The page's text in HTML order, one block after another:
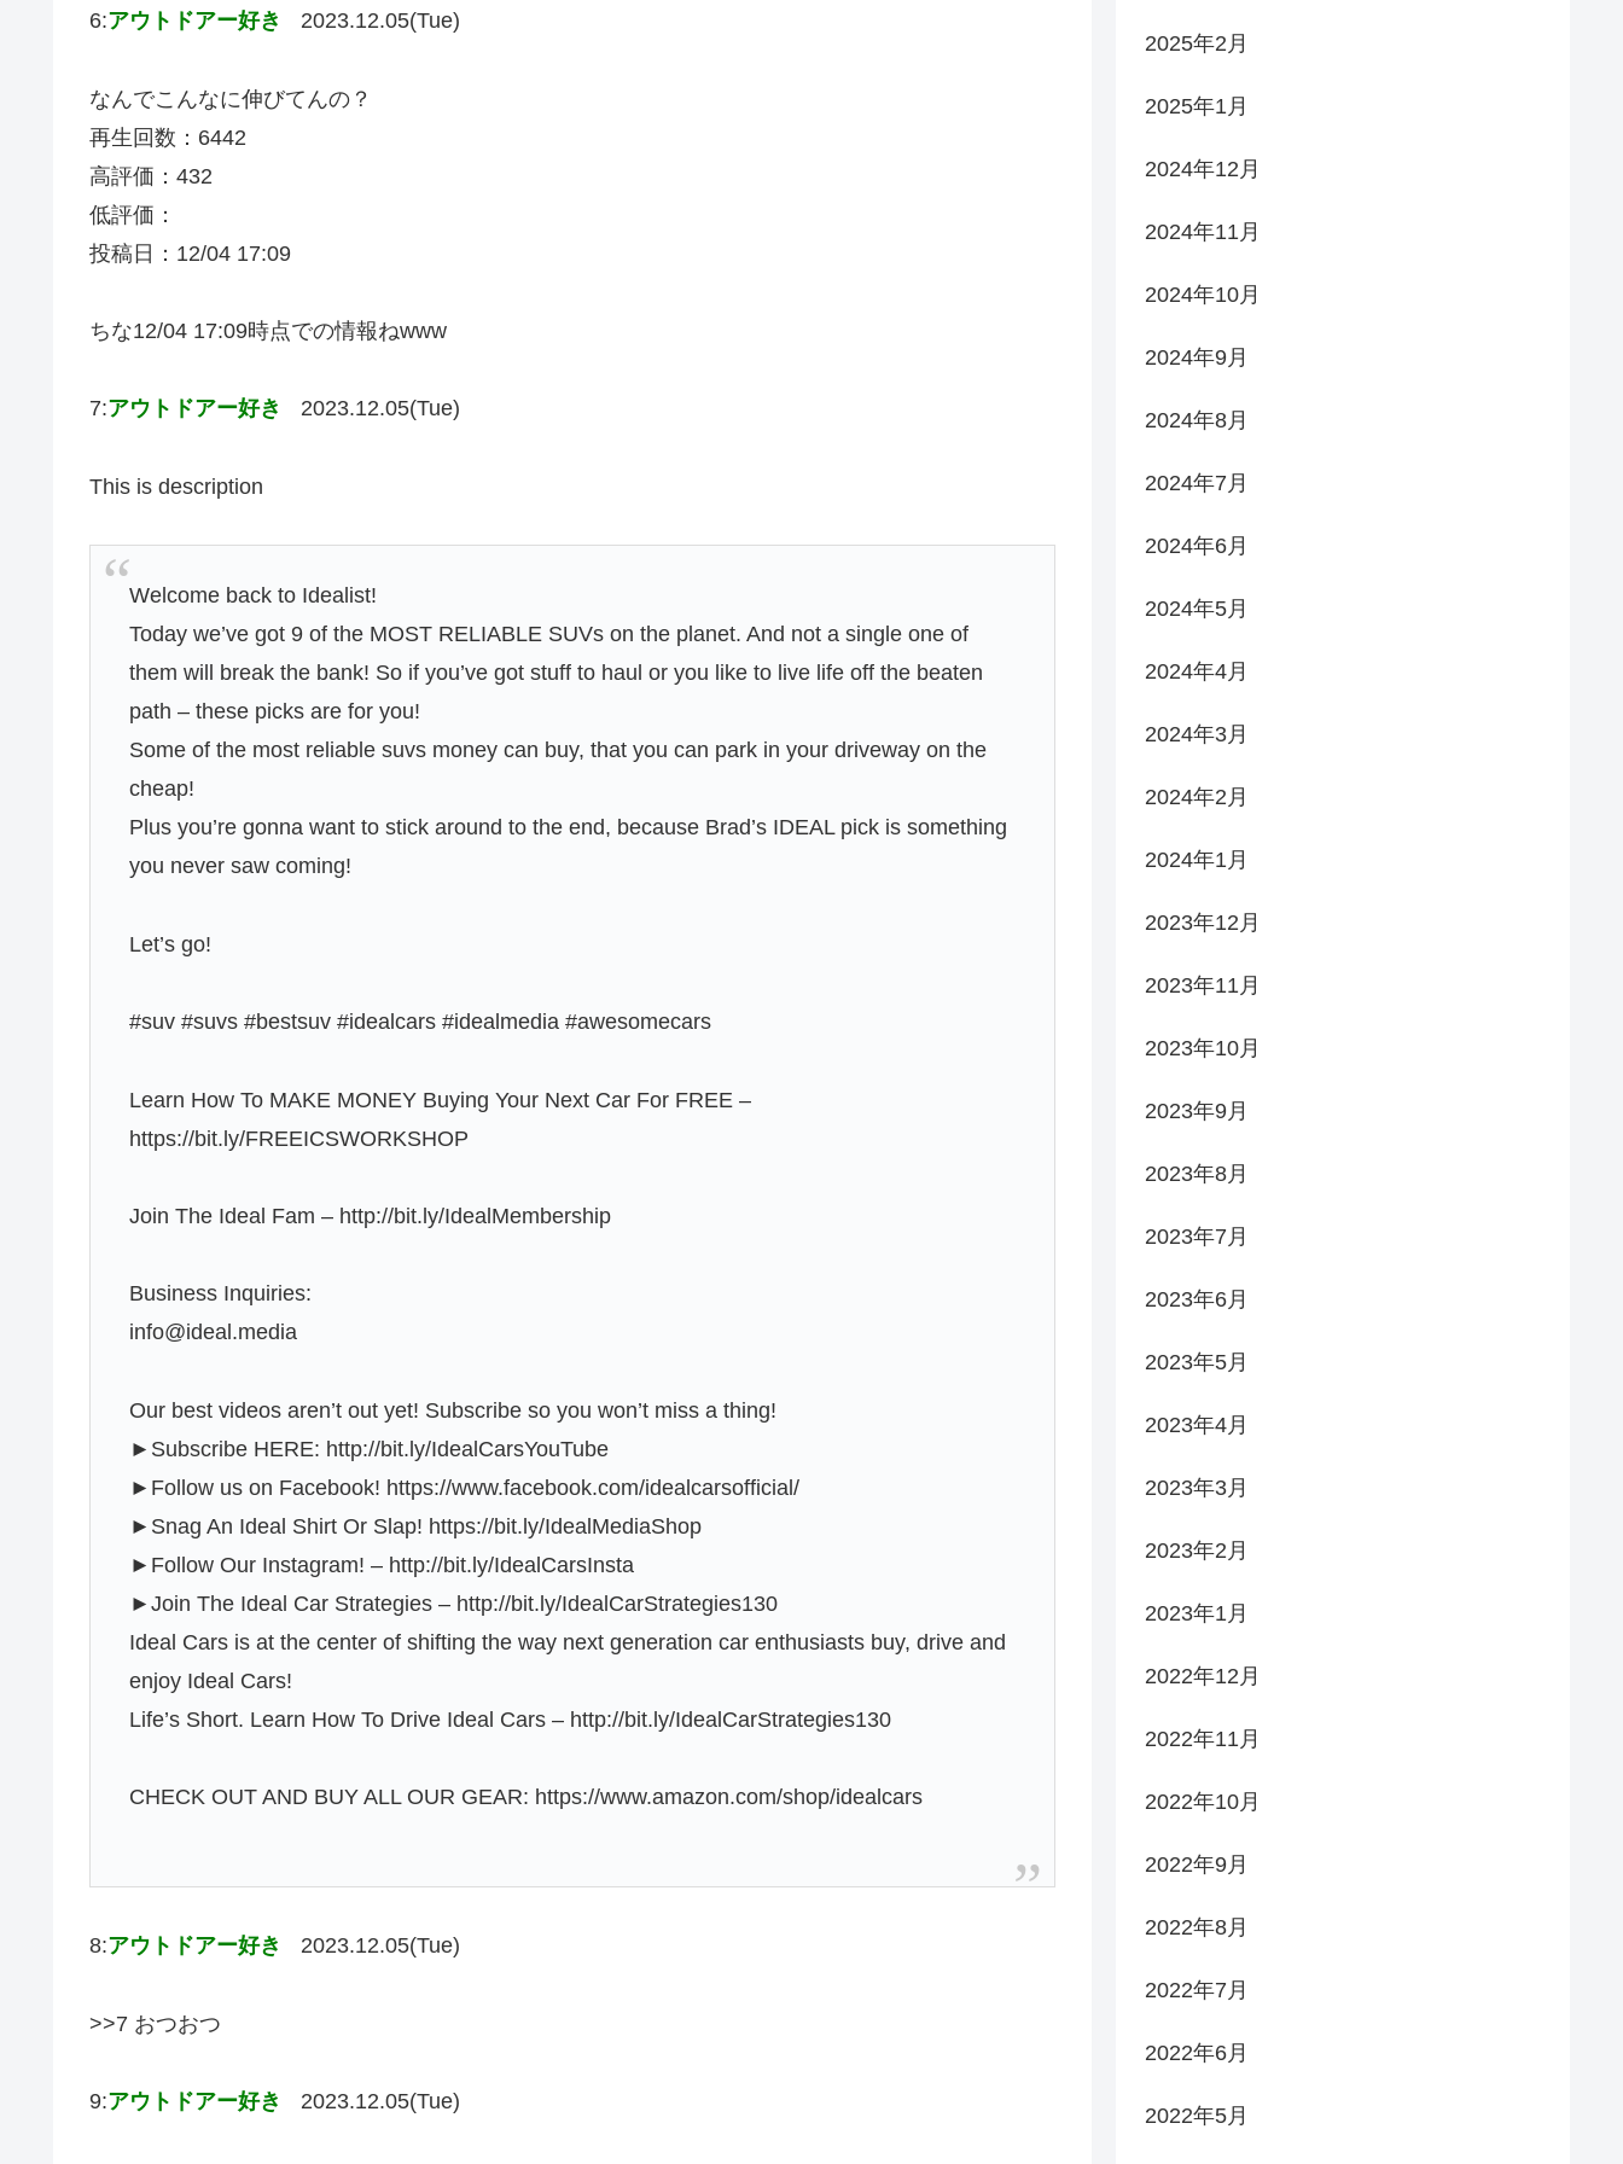
6:アウトドアー好き 2023.12.05(Tue)
なんでこんなに伸びてんの？
再生回数：6442
高評価：432
低評価：
投稿日：12/04 17:09
ちな12/04 17:09時点での情報ねwww
7:アウトドアー好き 2023.12.05(Tue)
This is description
Welcome back to Idealist!
Today we’ve got 9 of the MOST RELIABLE SUVs on the planet. And not a single one of
them will break the bank! So if you’ve got stuff to haul or you like to live life off the beaten
path – these picks are for you!
Some of the most reliable suvs money can buy, that you can park in your driveway on the
cheap!
Plus you’re gonna want to stick around to the end, because Brad’s IDEAL pick is something
you never saw coming!
Let’s go!
#suv #suvs #bestsuv #idealcars #idealmedia #awesomecars
Learn How To MAKE MONEY Buying Your Next Car For FREE –
https://bit.ly/FREEICSWORKSHOP
Join The Ideal Fam – http://bit.ly/IdealMembership
Business Inquiries:
info@ideal.media
Our best videos aren’t out yet! Subscribe so you won’t miss a thing!
►Subscribe HERE: http://bit.ly/IdealCarsYouTube
►Follow us on Facebook! https://www.facebook.com/idealcarsofficial/
►Snag An Ideal Shirt Or Slap! https://bit.ly/IdealMediaShop
►Follow Our Instagram! – http://bit.ly/IdealCarsInsta
►Join The Ideal Car Strategies – http://bit.ly/IdealCarStrategies130
Ideal Cars is at the center of shifting the way next generation car enthusiasts buy, drive and
enjoy Ideal Cars!
Life’s Short. Learn How To Drive Ideal Cars – http://bit.ly/IdealCarStrategies130
CHECK OUT AND BUY ALL OUR GEAR: https://www.amazon.com/shop/idealcars
8:アウトドアー好き 2023.12.05(Tue)
>>7 おつおつ
9:アウトドアー好き 2023.12.05(Tue)
2025年2月
2025年1月
2024年12月
2024年11月
2024年10月
2024年9月
2024年8月
2024年7月
2024年6月
2024年5月
2024年4月
2024年3月
2024年2月
2024年1月
2023年12月
2023年11月
2023年10月
2023年9月
2023年8月
2023年7月
2023年6月
2023年5月
2023年4月
2023年3月
2023年2月
2023年1月
2022年12月
2022年11月
2022年10月
2022年9月
2022年8月
2022年7月
2022年6月
2022年5月